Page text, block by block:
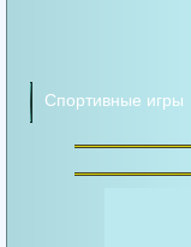
Спортивные игры